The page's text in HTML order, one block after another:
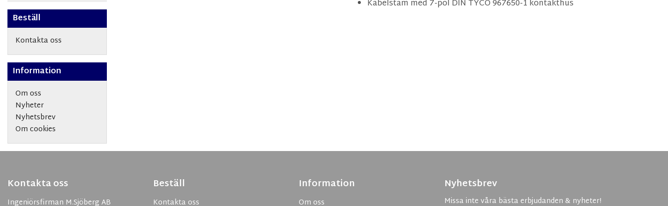
Beställ
Kontakta oss
Information
Om oss
Nyheter
Nyhetsbrev
Om cookies
Kabelstam med 7-pol DIN TYCO 967650-1 kontakthus
Kontakta oss
Ingeniörsfirman M.Sjöberg AB
Beställ
Kontakta oss
Information
Om oss
Nyhetsbrev
Missa inte våra bästa erbjudanden & nyheter!